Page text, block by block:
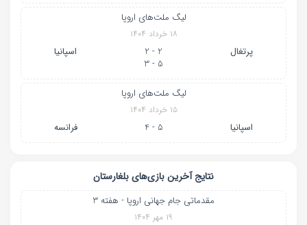
لیگ ملت‌های اروپا
۱۸ خرداد ۱۴۰۴
پرتغال
2 - 2
5 - 3
اسپانیا
لیگ ملت‌های اروپا
۱۵ خرداد ۱۴۰۴
اسپانیا 5 - 4 فرانسه
نتایج آخرین بازی‌های بلغارستان
مقدماتی جام جهانی اروپا - هفته 3
۱۹ مهر ۱۴۰۴